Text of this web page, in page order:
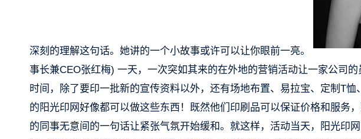
深刻的理解这句话。她讲的一个小故事或许可以让你眼前一亮。
事长兼CEO张红梅) 一天，一次突如其来的在外地的营销活动让一家公司
时间，除了要印一批新的宣传资料以外，还有场地布置、易拉宝、定制T
的阳光印网好像都可以做这些东西！既然他们印刷品可以保证价格和服务
的同事无意间的一句话让紧张气氛开始缓和。就这样，活动当天，阳光印